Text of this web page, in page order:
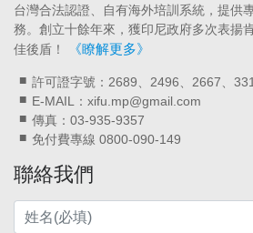
台灣合法認證、自有海外培訓系統，提供
務。創立十餘年來，獲印尼政府多次表揚
佳後盾！
《瞭解更多》
許可證字號：2689、2496、2667、
E-MAIL：xifu.mp@gmail.com
傳真：03-935-9357
免付費專線 0800-090-149
聯絡我們